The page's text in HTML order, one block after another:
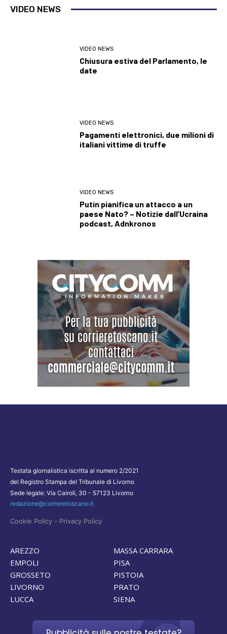
VIDEO NEWS
VIDEO NEWS
Chiusura estiva del Parlamento, le
date
VIDEO NEWS
Pagamenti elettronici, due milioni di
italiani vittime di truffe
VIDEO NEWS
Putin pianifica un attacco a un
paese Nato? – Notizie dall’Ucraina
podcast, Adnkronos
Testata giornalistica iscritta al numero 2/2021
del Registro Stampa del Tribunale di Livorno
Sede legale: Via Cairoli, 30 - 57123 Livorno
redazione@corrieretoscano.it
Cookie Policy - Privacy Policy
AREZZO
EMPOLI
GROSSETO
LIVORNO
LUCCA
MASSA CARRARA
PISA
PISTOIA
PRATO
SIENA